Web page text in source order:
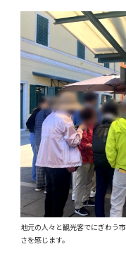
地元の人々と観光客でにぎわう
さを感じます。